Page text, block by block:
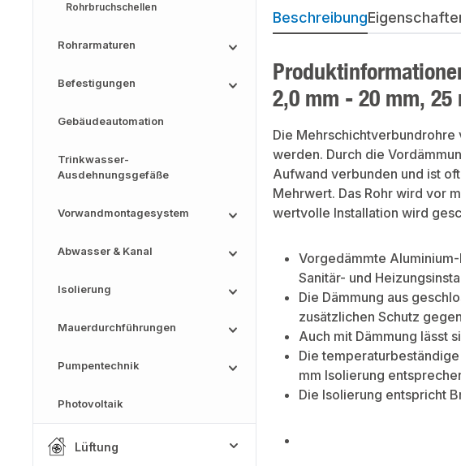
Rohrbruchschellen
Rohrarmaturen
Befestigungen
Gebäudeautomation
Trinkwasser-
Ausdehnungsgefäße
Vorwandmontagesystem
Abwasser & Kanal
Isolierung
Mauerdurchführungen
Pumpentechnik
Photovoltaik
Lüftung
Beschreibung
2,0 mm - 20 mm, 25
Die
werden. Durch die
Aufwand verbunden und ist
Mehrwert. Das Rohr wird vor
wertvolle Installation wird
Vorgedämmte
Sanitär- und
Die Dämmung aus
zusätzlichen Schutz
Auch mit Dämmung lässt
Die
mm Isolierung
Die Isolierung entspricht